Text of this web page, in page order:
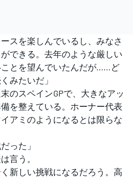
スを楽しんでいるし、みなさ
できる。去年のような厳しい
とを望んでいたんだが……ど
みたいだ」
のスペインGPで、大きなアッ
を整えている。ホーナー代表
アミのようになるとは限らな
った」
言う。
く新しい挑戦になるだろう。高